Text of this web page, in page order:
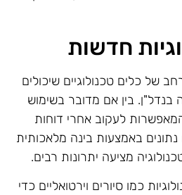
חדשות
של כלים טכנולוגיים שיכולים
בין אם מדובר בשימוש
לעקוב אחרי דוחות
באמצעות בינה מלאכותית
מציעה יתרונות רבים.
כמו סיורים וירטואליים כדי